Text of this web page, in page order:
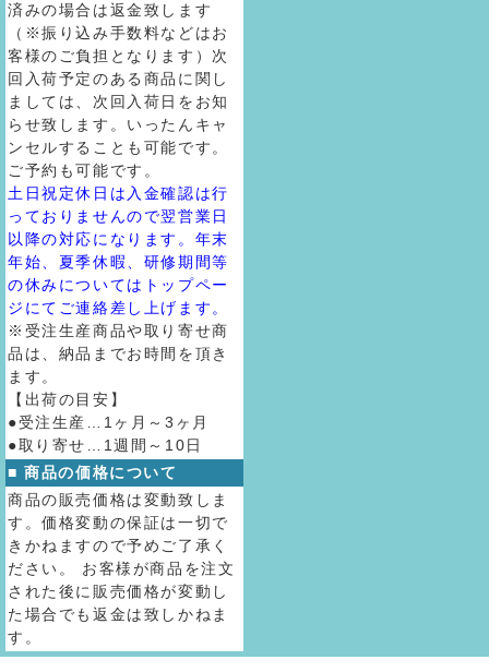
済みの場合は返金致します
（※振り込み手数料などはお
客様のご負担となります）次
回入荷予定のある商品に関し
ましては、次回入荷日をお知
らせ致します。いったんキャ
ンセルすることも可能です。
ご予約も可能です。
土日祝定休日は入金確認は行
っておりませんので翌営業日
以降の対応になります。年末
年始、夏季休暇、研修期間等
の休みについてはトップペー
ジにてご連絡差し上げます。
※受注生産商品や取り寄せ商
品は、納品までお時間を頂き
ます。
【出荷の目安】
●受注生産…1ヶ月～3ヶ月
●取り寄せ…1週間～10日
■ 商品の価格について
商品の販売価格は変動致しま
す。価格変動の保証は一切で
きかねますので予めご了承く
ださい。 お客様が商品を注文
された後に販売価格が変動し
た場合でも返金は致しかねま
す。